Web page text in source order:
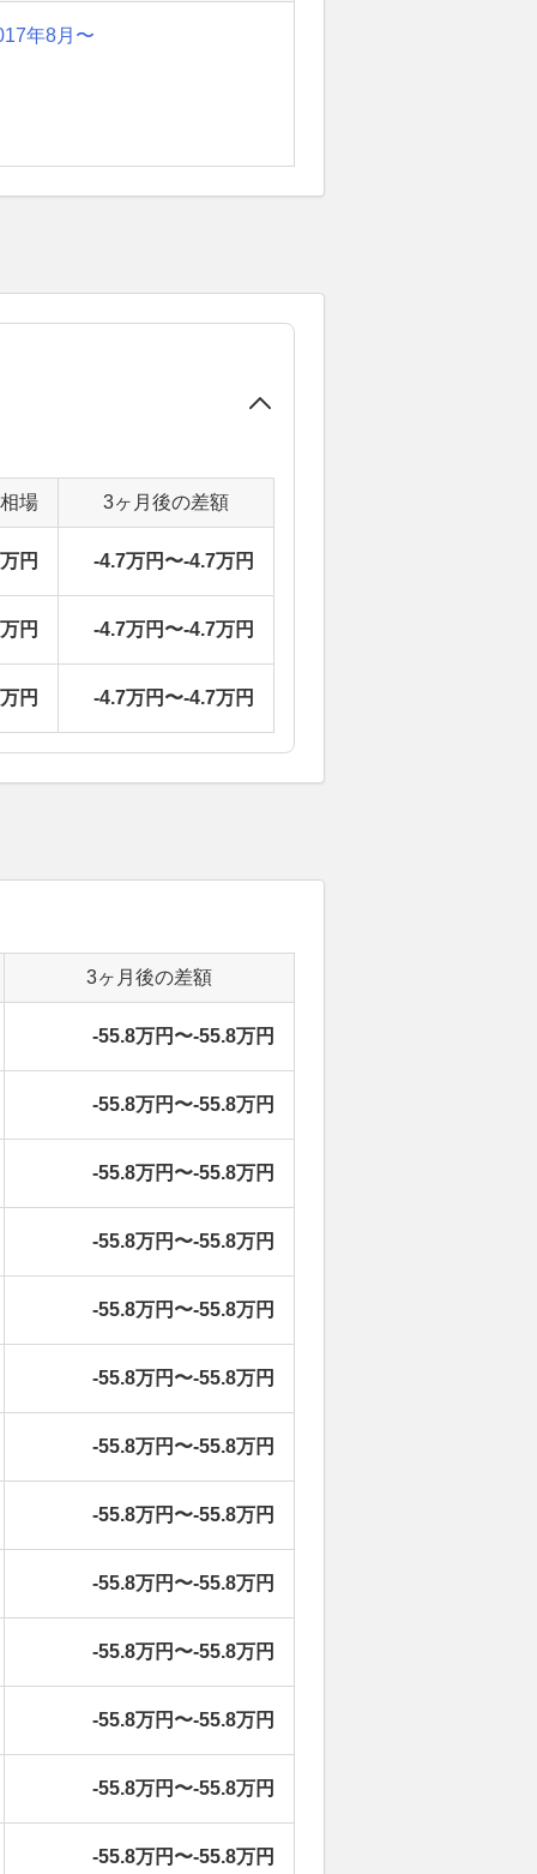
年8月〜
場 3ヶ月後の差額
円 -4.7万円〜-4.7万円
円 -4.7万円〜-4.7万円
円 -4.7万円〜-4.7万円
3ヶ月後の差額
-55.8万円〜-55.8万円
-55.8万円〜-55.8万円
-55.8万円〜-55.8万円
-55.8万円〜-55.8万円
-55.8万円〜-55.8万円
-55.8万円〜-55.8万円
-55.8万円〜-55.8万円
-55.8万円〜-55.8万円
-55.8万円〜-55.8万円
-55.8万円〜-55.8万円
-55.8万円〜-55.8万円
-55.8万円〜-55.8万円
-55.8万円〜-55.8万円